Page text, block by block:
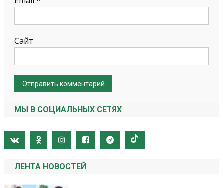
Сайт
МЫ В СОЦИАЛЬНЫХ СЕТЯХ
ЛЕНТА НОВОСТЕЙ